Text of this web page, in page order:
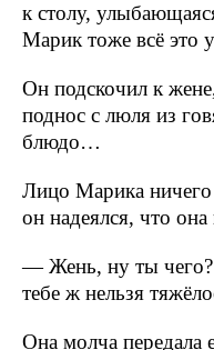
к столу,
Марик тоже всё это
Он подскочил к
поднос с люля из
блюдо…
Лицо Марика
он надеялся, что
— Жень, ну ты чего?
тебе ж нельзя
Она молча передала